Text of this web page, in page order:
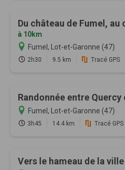
Du château de Fumel,
à 10km
Fumel, Lot-et-Garonne (47)
2h30 9.5 km Tracé GPS
Randonnée entre Quercy
Fumel, Lot-et-Garonne (47)
3h45 14.4 km Tracé GPS
Vers le hameau de la ville